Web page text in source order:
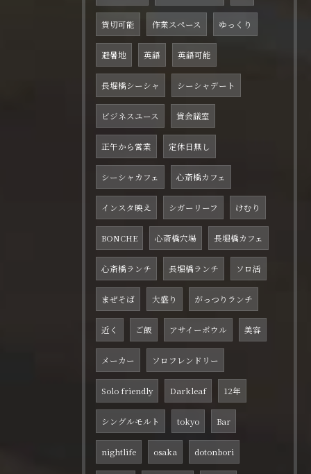
貸切可能 作業スペース ゆっくり
避暑地 英語 英語可能
長堀橋シーシャ シーシャデート
ビジネスユース 貸会議室
正午から営業 定休日無し
シーシャカフェ 心斎橋カフェ
インスタ映え シガーリーフ けむり
BONCHE 心斎橋穴場 長堀橋カフェ
心斎橋ランチ 長堀橋ランチ ソロ活
まぜそば 大盛り がっつりランチ
近く ご飯 アサイーボウル 美容
メーカー ソロフレンドリー
Solo friendly Darkleaf 12年
シングルモルト tokyo Bar
nightlife osaka dotonbori